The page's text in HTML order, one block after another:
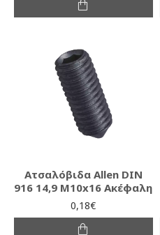
Ατσαλόβιδα Allen DIN
916 14,9 M10x16 Ακέφαλη
0,18€